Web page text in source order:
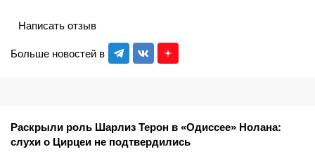
Больше новостей в
Написать отзыв
Раскрыли роль Шарлиз Терон в «Одиссее» Нолана:
слухи о Цирцеи не подтвердились